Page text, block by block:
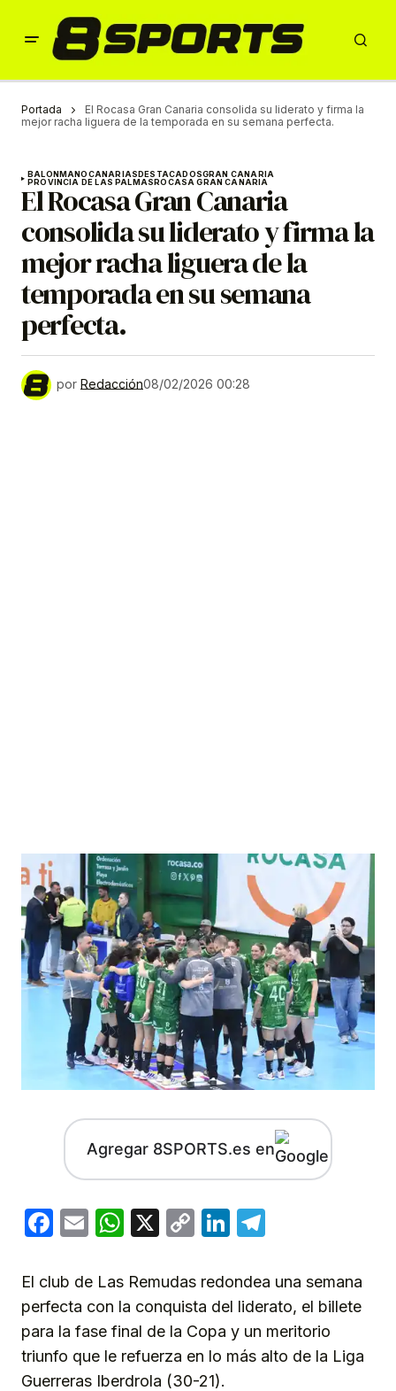
Portada
El Rocasa Gran Canaria consolida su liderato y firma la
mejor racha liguera de la temporada en su semana perfecta.
BALONMANOCANARIASDESTACADOSGRAN CANARIA
PROVINCIA DE LAS PALMASROCASA GRAN CANARIA
El Rocasa Gran Canaria
consolida su liderato y firma la
mejor racha liguera de la
temporada en su semana
perfecta.
por Redacción08/02/2026 00:28
Agregar 8SPORTS.es en
Facebook
EmailWhatsApp
X
CopyLinkedIn
El club de Las Remudas redondea una semana
perfecta con la conquista del liderato, el billete
para la fase final de la Copa y un meritorio
triunfo que le refuerza en lo más alto de la Liga
Guerreras Iberdrola (30-21).